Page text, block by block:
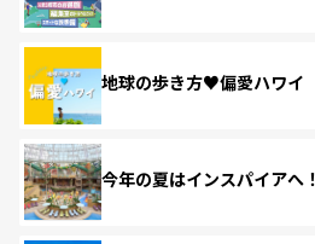
地球の歩き方♥偏愛ハワイ
今年の夏はインスパイアへ！